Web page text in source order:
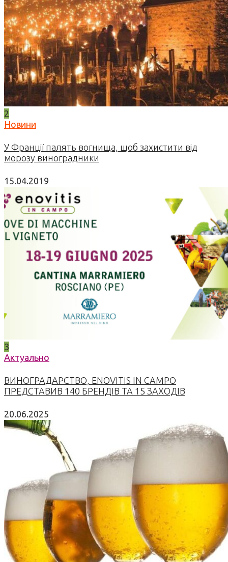
2
Новини
У Франції палять вогнища, щоб захистити від
морозу виноградники
15.04.2019
3
Актуально
ВИНОГРАДАРСТВО, ENOVITIS IN CAMPO
ПРЕДСТАВИВ 140 БРЕНДІВ ТА 15 ЗАХОДІВ
20.06.2025